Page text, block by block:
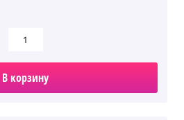
В корзину